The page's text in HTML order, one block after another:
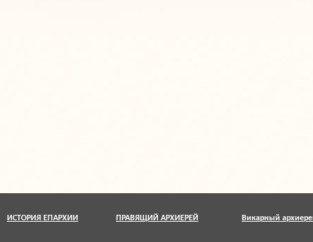
ИСТОРИЯ ЕПАРХИИ ПРАВЯЩИЙ АРХИЕРЕЙ Викарный